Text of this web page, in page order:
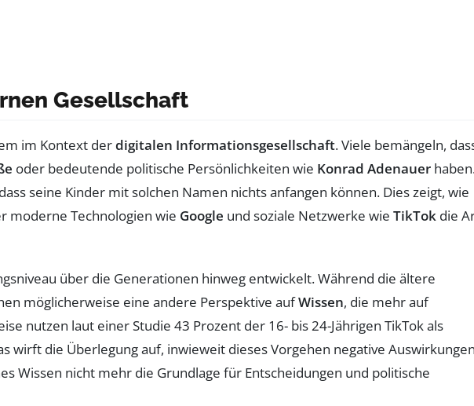
Gesellschaft
im Kontext derdigitalen Informationsgesellschaft. Viele bemängeln,
oder bedeutende politische Persönlichkeiten wie Konrad Adenauer
seine Kinder mit solchen Namen nichts anfangen können. Dies zeigt, wie
moderne Technologien wie Google und soziale Netzwerke wie TikTok die
über die Generationen hinweg entwickelt. Während die ältere
möglicherweise eine andere Perspektive aufWissen, die mehr auf
nutzen laut einer Studie 43 Prozent der 16- bis 24-Jährigen TikTok als
wirft die Überlegung auf, inwieweit dieses Vorgehen negative
Wissen nicht mehr die Grundlage für Entscheidungen und politische